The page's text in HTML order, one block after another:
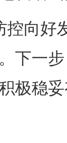
控向好
下一
极稳